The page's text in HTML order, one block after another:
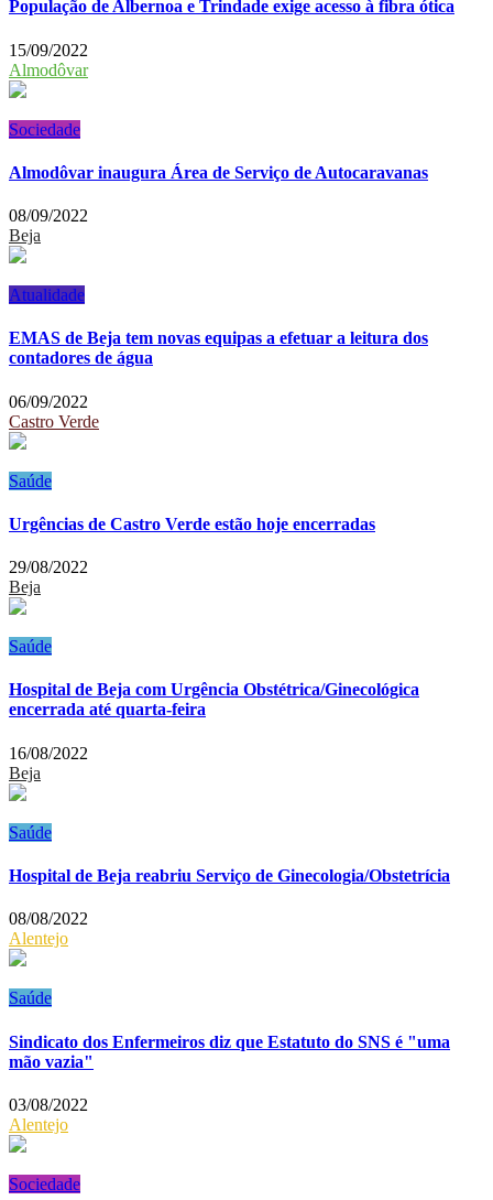
População de Albernoa e Trindade exige acesso à fibra ótica
15/09/2022
Almodôvar
Sociedade
Almodôvar inaugura Área de Serviço de Autocaravanas
08/09/2022
Beja
Atualidade
EMAS de Beja tem novas equipas a efetuar a leitura dos
contadores de água
06/09/2022
Castro Verde
Saúde
Urgências de Castro Verde estão hoje encerradas
29/08/2022
Beja
Saúde
Hospital de Beja com Urgência Obstétrica/Ginecológica
encerrada até quarta-feira
16/08/2022
Beja
Saúde
Hospital de Beja reabriu Serviço de Ginecologia/Obstetrícia
08/08/2022
Alentejo
Saúde
Sindicato dos Enfermeiros diz que Estatuto do SNS é "uma
mão vazia"
03/08/2022
Alentejo
Sociedade